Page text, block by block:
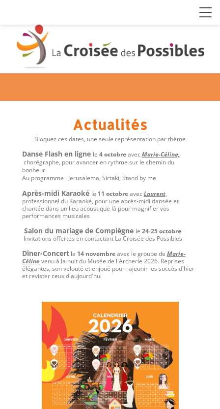
Actualités
Bloquez ces dates, une seule représentation par thème
Danse Flash en ligne le 4 octobreavecMarie-Céline,
chorégraphe, pour avancer en rythme sur le chemin du
bonheur.
Au programme : Jerusalema, Sirtaki, Stand by me
Après-midi Karaoké le 11 octobreavecLaurent,
professionnel du Karaoké, pour une après-midi dansée et
chantée dans un lieu acoustique là pour magnifier vos
performances musicales
Salon du mariage de Compiègne le 24-25 octobre
Invitations offertes en contactant La Croisée des Possibles
Dîner-Concertle 14 novembreavec le groupe de Marie-
Célinevenu à la nuit du Musée de l'Archerie 2026. Reprises
élégantes, son velouté et enjoué pour rajeunir les succès d'hier
et revister ceux d'aujourd'hui